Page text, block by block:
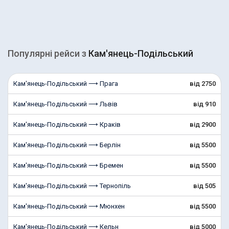
Популярні рейcи з Кам'янець-Подільський
Кам'янець-Подільський ⟶ Прага від 2750
Кам'янець-Подільський ⟶ Львів від 910
Кам'янець-Подільський ⟶ Краків від 2900
Кам'янець-Подільський ⟶ Берлін від 5500
Кам'янець-Подільський ⟶ Бремен від 5500
Кам'янець-Подільський ⟶ Тернопіль від 505
Кам'янець-Подільський ⟶ Мюнхен від 5500
Кам'янець-Подільський ⟶ Кельн від 5000